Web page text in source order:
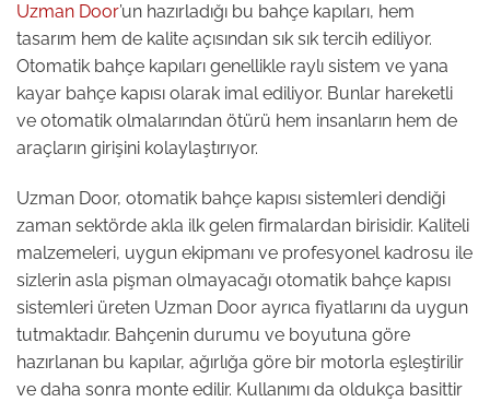
Uzman Door’un hazırladığı bu bahçe kapıları, hem
tasarım hem de kalite açısından sık sık tercih ediliyor.
Otomatik bahçe kapıları genellikle raylı sistem ve yana
kayar bahçe kapısı olarak imal ediliyor. Bunlar hareketli
ve otomatik olmalarından ötürü hem insanların hem de
araçların girişini kolaylaştırıyor.
Uzman Door, otomatik bahçe kapısı sistemleri dendiği
zaman sektörde akla ilk gelen firmalardan birisidir. Kaliteli
malzemeleri, uygun ekipmanı ve profesyonel kadrosu ile
sizlerin asla pişman olmayacağı otomatik bahçe kapısı
sistemleri üreten Uzman Door ayrıca fiyatlarını da uygun
tutmaktadır. Bahçenin durumu ve boyutuna göre
hazırlanan bu kapılar, ağırlığa göre bir motorla eşleştirilir
ve daha sonra monte edilir. Kullanımı da oldukça basittir